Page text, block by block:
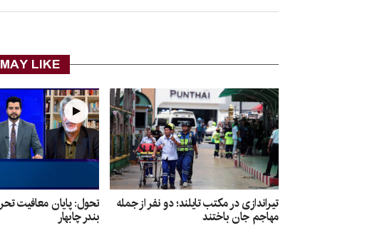
LIKE
تیراندازی در مکتب تایلند؛ دو نفر از جمله
مهاجم جان باختند
تحول: پایان معافیت
بندر چابهار